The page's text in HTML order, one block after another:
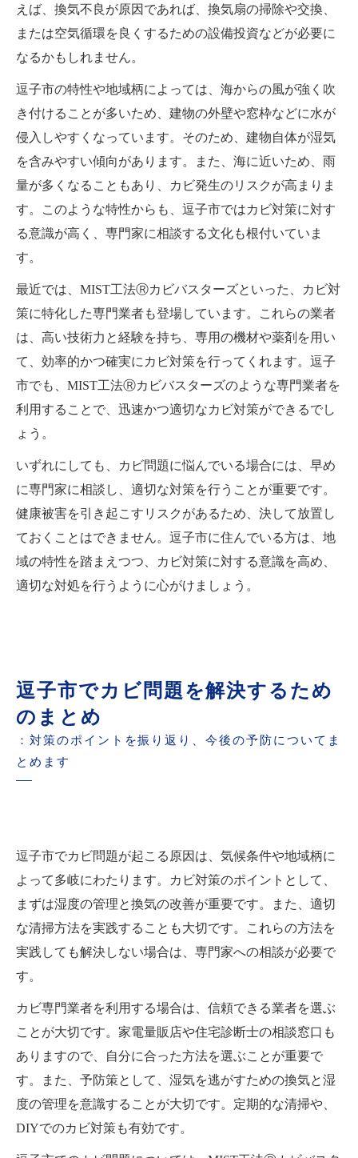
えば、換気不良が原因であれば、換気扇の掃除や交換、
または空気循環を良くするための設備投資などが必要に
なるかもしれません。
逗子市の特性や地域柄によっては、海からの風が強く吹
き付けることが多いため、建物の外壁や窓枠などに水が
侵入しやすくなっています。そのため、建物自体が湿気
を含みやすい傾向があります。また、海に近いため、雨
量が多くなることもあり、カビ発生のリスクが高まりま
す。このような特性からも、逗子市ではカビ対策に対す
る意識が高く、専門家に相談する文化も根付いていま
す。
最近では、MIST工法Ⓡカビバスターズといった、カビ対
策に特化した専門業者も登場しています。これらの業者
は、高い技術力と経験を持ち、専用の機材や薬剤を用い
て、効率的かつ確実にカビ対策を行ってくれます。逗子
市でも、MIST工法Ⓡカビバスターズのような専門業者を
利用することで、迅速かつ適切なカビ対策ができるでし
ょう。
いずれにしても、カビ問題に悩んでいる場合には、早め
に専門家に相談し、適切な対策を行うことが重要です。
健康被害を引き起こすリスクがあるため、決して放置し
ておくことはできません。逗子市に住んでいる方は、地
域の特性を踏まえつつ、カビ対策に対する意識を高め、
適切な対処を行うように心がけましょう。
逗子市でカビ問題を解決するため
のまとめ
：対策のポイントを振り返り、今後の予防についてま
とめます
逗子市でカビ問題が起こる原因は、気候条件や地域柄に
よって多岐にわたります。カビ対策のポイントとして、
まずは湿度の管理と換気の改善が重要です。また、適切
な清掃方法を実践することも大切です。これらの方法を
実践しても解決しない場合は、専門家への相談が必要で
す。
カビ専門業者を利用する場合は、信頼できる業者を選ぶ
ことが大切です。家電量販店や住宅診断士の相談窓口も
ありますので、自分に合った方法を選ぶことが重要で
す。また、予防策として、湿気を逃がすための換気と湿
度の管理を意識することが大切です。定期的な清掃や、
DIYでのカビ対策も有効です。